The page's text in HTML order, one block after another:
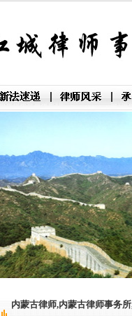
内蒙古律师,内蒙古律师事务